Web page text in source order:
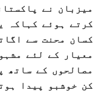
میزبان نے
کرتے ہوئے کہاکہ
کسان محنت سے
معیار کے لئے
مصالحوں کے ساتھ
کن خوشبو پیدا